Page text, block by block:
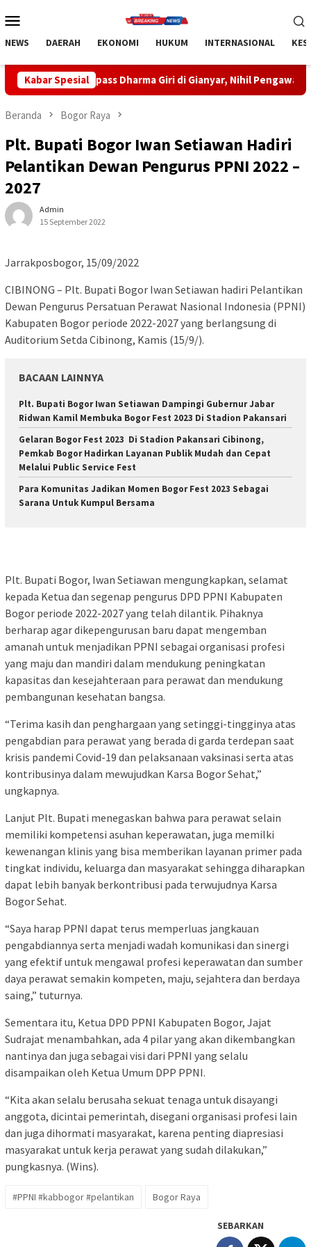
ke
Mobile
NEWS DAERAH EKONOMI HUKUM INTERNASIONAL
Kabar Spesial
Parkir Mobil di Bypass Dharma Giri di Gianyar, Nihil Pengawasan
Beranda Bogor Raya
Plt. Bupati Bogor Iwan Setiawan Hadiri
Pelantikan Dewan Pengurus PPNI 2022 –
2027
Admin
15 September 2022
Jarrakposbogor, 15/09/2022
CIBINONG – Plt. Bupati Bogor Iwan Setiawan hadiri Pelantikan
Dewan Pengurus Persatuan Perawat Nasional Indonesia (PPNI)
Kabupaten Bogor periode 2022-2027 yang berlangsung di
Auditorium Setda Cibinong, Kamis (15/9/).
BACAAN LAINNYA
Plt. Bupati Bogor Iwan Setiawan Dampingi Gubernur Jabar
Ridwan Kamil Membuka Bogor Fest 2023 Di Stadion Pakansari
Gelaran Bogor Fest 2023 Di Stadion Pakansari Cibinong,
Pemkab Bogor Hadirkan Layanan Publik Mudah dan Cepat
Melalui Public Service Fest
Para Komunitas Jadikan Momen Bogor Fest 2023 Sebagai
Sarana Untuk Kumpul Bersama
Plt. Bupati Bogor, Iwan Setiawan mengungkapkan, selamat
kepada Ketua dan segenap pengurus DPD PPNI Kabupaten
Bogor periode 2022-2027 yang telah dilantik. Pihaknya
berharap agar dikepengurusan baru dapat mengemban
amanah untuk menjadikan PPNI sebagai organisasi profesi
yang maju dan mandiri dalam mendukung peningkatan
kapasitas dan kesejahteraan para perawat dan mendukung
pembangunan kesehatan bangsa.
“Terima kasih dan penghargaan yang setinggi-tingginya atas
pengabdian para perawat yang berada di garda terdepan saat
krisis pandemi Covid-19 dan pelaksanaan vaksinasi serta atas
kontribusinya dalam mewujudkan Karsa Bogor Sehat,”
ungkapnya.
Lanjut Plt. Bupati menegaskan bahwa para perawat selain
memiliki kompetensi asuhan keperawatan, juga memilki
kewenangan klinis yang bisa memberikan layanan primer pada
tingkat individu, keluarga dan masyarakat sehingga diharapkan
dapat lebih banyak berkontribusi pada terwujudnya Karsa
Bogor Sehat.
“Saya harap PPNI dapat terus memperluas jangkauan
pengabdiannya serta menjadi wadah komunikasi dan sinergi
yang efektif untuk mengawal profesi keperawatan dan sumber
daya perawat semakin kompeten, maju, sejahtera dan berdaya
saing,” tuturnya.
Sementara itu, Ketua DPD PPNI Kabupaten Bogor, Jajat
Sudrajat menambahkan, ada 4 pilar yang akan dikembangkan
nantinya dan juga sebagai visi dari PPNI yang selalu
disampaikan oleh Ketua Umum DPP PPNI.
“Kita akan selalu berusaha sekuat tenaga untuk disayangi
anggota, dicintai pemerintah, disegani organisasi profesi lain
dan juga dihormati masyarakat, karena penting diapresiasi
masyarakat untuk kerja perawat yang sudah dilakukan,”
pungkasnya. (Wins).
#PPNI #kabbogor #pelantikan Bogor Raya
SEBARKAN